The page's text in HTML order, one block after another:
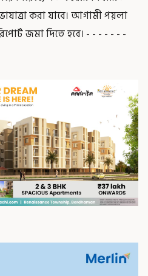
করা যাবে। আগামী পয়লা
জমা দিতে হবে। - - - - - - -